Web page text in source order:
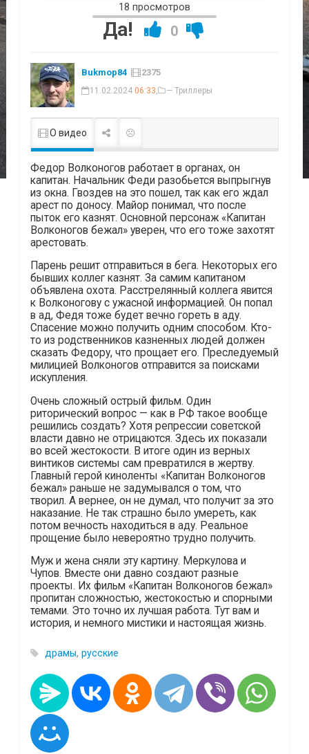
18 просмотров
Да! 0
Bukmop84 2375
11.02.2024 06:33, — Триллеры
О видео
Федор Волконогов работает в органах, он
капитан. Начальник Феди разобьется выпрыгнув
из окна. Гвоздев на это пошел, так как его ждал
арест по доносу. Майор понимал, что после
пыток его казнят. Основной персонаж «Капитан
Волконогов бежал» уверен, что его тоже захотят
арестовать.
Парень решит отправиться в бега. Некоторых его
бывших коллег казнят. За самим капитаном
объявлена охота. Расстрелянный коллега явится
к Волконогову с ужасной информацией. Он попал
в ад, Федя тоже будет вечно гореть в аду.
Спасение можно получить одним способом. Кто-
то из родственников казненных людей должен
сказать Федору, что прощает его. Преследуемый
милицией Волконогов отправится за поисками
искупления.
Очень сложный острый фильм. Один
риторический вопрос — как в РФ такое вообще
решились создать? Хотя репрессии советской
власти давно не отрицаются. Здесь их показали
во всей жестокости. В итоге один из верных
винтиков системы сам превратился в жертву.
Главный герой киноленты «Капитан Волконогов
бежал» раньше не задумывался о том, что
творил. А вернее, он не думал, что получит за это
наказание. Не так страшно было умереть, как
потом вечность находиться в аду. Реальное
прощение было невероятно трудно получить.
Муж и жена сняли эту картину. Меркулова и
Чупов. Вместе они давно создают разные
проекты. Их фильм «Капитан Волконогов бежал»
пропитан сложностью, жестокостью и спорными
темами. Это точно их лучшая работа. Тут вам и
история, и немного мистики и настоящая жизнь.
драмы, русские